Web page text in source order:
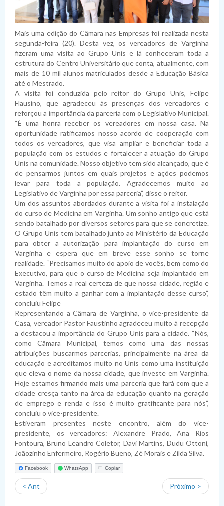
Lista de Terceirizados
Concursos Públicos
Inexigibilidade
Atas de Adesão
Obras
Fornecedores Sancionados
Relatórios da LRF
Execução Extraorçamentária
Plano Anual de Contratações
Plano Estratégico Institucional
Relatório de Gestão e Atividades
Políticas de Gestão e Governança
Lei de Acesso à Informação
Sistema de Informação ao Cidadão - SIC
Perguntas Frequentes
Acessibilidade
Lei Geral de Proteção de Dados Pessoais
Sobre a LGPD
Política de Privacidade
Mais uma edição do Câmara nas Empresas foi realizada nesta
segunda-feira (20). Desta vez, os vereadores de Varginha
fizeram uma visita ao Grupo Unis e lá conheceram toda a
estrutura do Centro Universitário que conta, atualmente, com
mais de 10 mil alunos matriculados desde a Educação Básica
até o Mestrado.
A visita foi conduzida pelo reitor do Grupo Unis, Felipe
Flausino, que agradeceu às presenças dos vereadores e
reforçou a importância da parceria com o Legislativo Municipal.
“É uma honra receber os vereadores em nossa casa. Na
oportunidade ratificamos nosso acordo de cooperação com
todos os vereadores, que visa ampliar e beneficiar toda a
população com os estudos e fortalecer a atuação do Grupo
Unis na comunidade. Nosso objetivo tem sido alcançado, que é
de pensarmos juntos em quais projetos e ações podemos
levar para toda a população. Agradecemos muito ao
Legislativo de Varginha por essa parceria”, disse o reitor.
Um dos assuntos abordados durante a visita foi a instalação
do curso de Medicina em Varginha. Um sonho antigo que está
sendo batalhado por diversos setores para que se concretize.
O Grupo Unis tem batalhado junto ao Ministério da Educação
para obter a autorização para implantação do curso em
Varginha e espera que em breve esse sonho se torne
realidade. “Precisamos muito do apoio de vocês, bem como do
Executivo, para que o curso de Medicina seja implantado em
Varginha. Temos a real certeza de que nossa cidade, região e
estado têm muito a ganhar com a implantação desse curso”,
concluiu Felipe
Representando a Câmara de Varginha, o vice-presidente da
Casa, vereador Pastor Faustinho agradeceu muito à recepção
a destacou a importância do Grupo Unis para a cidade. “Nós,
como Câmara Municipal, temos como uma das nossas
atribuições buscarmos parcerias, principalmente na área da
educação e acreditamos muito no Unis como uma instituição
que eleva o nome da nossa cidade, que investe em Varginha.
Hoje estamos firmando mais uma parceria que fará com que a
cidade cresça tanto na área da educação quanto na geração
de emprego e renda e isso é muito gratificante para nós”,
concluiu o vice-presidente.
Estiveram presentes neste encontro, além do vice-
presidente, os vereadores: Alexandre Prado, Ana Rios
Fontoura, Bruno Leandro Coletor, Davi Martins, Dudu Ottoni,
Joãozinho Enfermeiro, Rogério Bueno, Zé Morais e Zilda Silva.
Facebook WhatsApp Copiar
< Ant Próximo >